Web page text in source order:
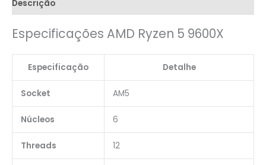
Descrição
Especificações AMD Ryzen 5 9600X
Especificação Detalhe
Socket AM5
Núcleos 6
Threads 12